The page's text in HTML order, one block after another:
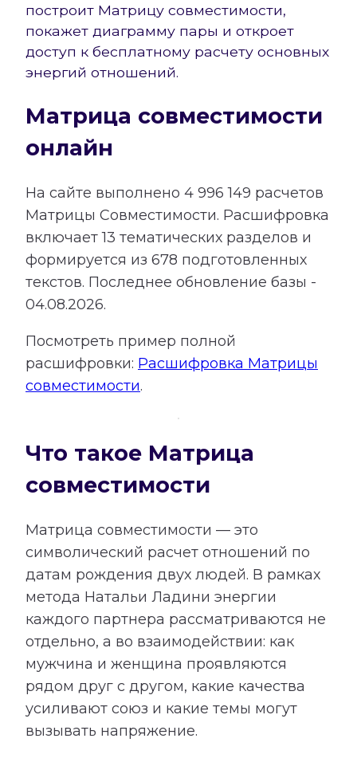
построит Матрицу совместимости,
покажет диаграмму пары и откроет
доступ к бесплатному расчету основных
энергий отношений.
Матрица совместимости
онлайн
На сайте выполнено 4 996 149 расчетов
Матрицы Совместимости. Расшифровка
включает13 тематических разделов и
формируется из 678 подготовленных
текстов. Последнее обновление базы -
04.08.2026.
Посмотреть пример полной
расшифровки: Расшифровка Матрицы
совместимости.
Что такое Матрица
совместимости
Матрица совместимости — это
символический расчет отношений по
датам рождения двух людей. В рамках
метода Натальи Ладини энергии
каждого партнера рассматриваются не
отдельно, а во взаимодействии: как
мужчина и женщина проявляются
рядом друг с другом, какие качества
усиливают союз и какие темы могут
вызывать напряжение.